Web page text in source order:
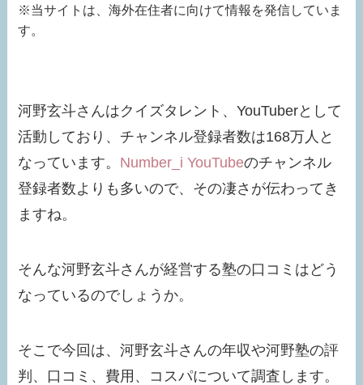
※当サイトは、海外在住者に向けて情報を発信していま
す。
河野玄斗さんはクイズタレント、YouTuberとして
活動しており、チャンネル登録者数は168万人と
なっています。 Number_i YouTubeのチャンネル
登録者数よりも多いので、その凄さが伝わってき
ますね。
そんな河野玄斗さんが経営する塾の口コミはどう
なっているのでしょうか。
そこで今回は、河野玄斗さんの年収や河野塾の評
判、口コミ、費用、コスパについて調査します。